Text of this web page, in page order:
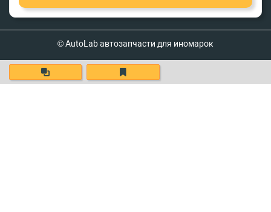
© AutoLab автозапчасти для иномарок